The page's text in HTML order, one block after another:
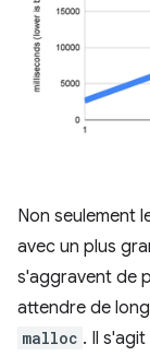
Non seulement
avec un plus
s'aggravent de
attendre de
malloc . Il